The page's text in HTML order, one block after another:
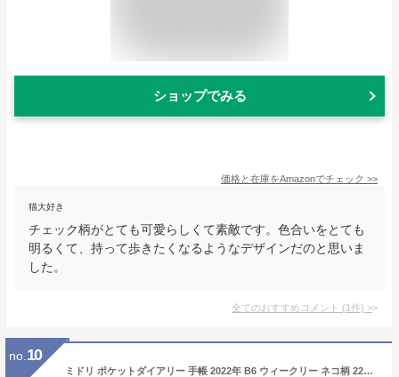
ショップでみる
価格と在庫をAmazonでチェック >>
猫大好き
チェック柄がとても可愛らしくて素敵です。色合いをとても
明るくて、持って歩きたくなるようなデザインだのと思いま
した。
全てのおすすめコメント (1件) >
no. 10
ミドリ ポケットダイアリー 手帳 2022年 B6 ウィークリー ネコ柄 22111006 (2022年 1月始まり)